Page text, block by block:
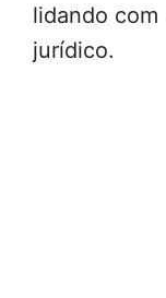
lidando com
jurídico.